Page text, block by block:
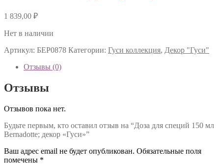
1 839,00 ₽
Нет в наличии
Артикул: БЕР0878 Категории: Гуси коллекция, Декор "Гуси"
Отзывы (0)
Отзывы
Отзывов пока нет.
Будьте первым, кто оставил отзыв на “Доза для специй 150 мл
Bernadotte; декор «Гуси»”
Ваш адрес email не будет опубликован. Обязательные поля
помечены *